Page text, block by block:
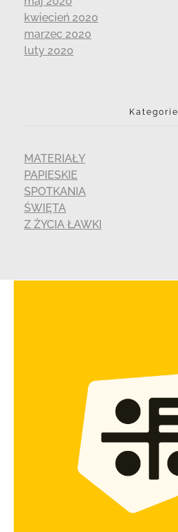
kwiecień 2020
marzec 2020
luty 2020
Kategorie
MATERIAŁY
PAPIESKIE
SPOTKANIA
ŚWIĘTA
Z ŻYCIA ŁAWKI